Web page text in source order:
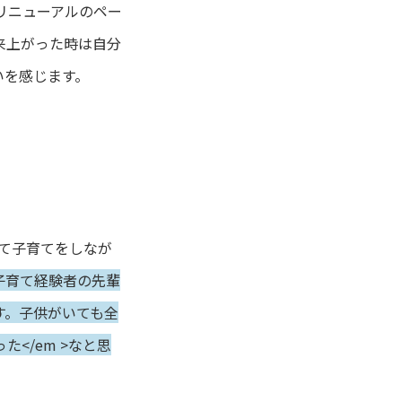
ニューアルのペー
上がった時は自分
感じます。
子育てをしなが
育て経験者の先輩
子供がいても全
た</em >なと思